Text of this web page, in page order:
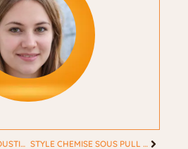
LAVANDE CONTRE MOUSTIQUES : LES 5 SOLUTIONS NATURELLES POUR PROTÉGER VOTRE FAMILLE STYLE CHEMISE SOUS PULL FEMME : LES SECRETS POUR UNE SUPERPOSITION PARFAITE